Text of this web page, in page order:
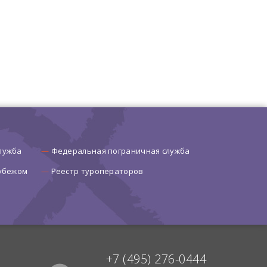
Федеральная пограничная служба
Реестр туроператоров
+7 (495) 276-0444